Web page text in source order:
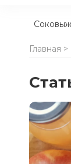
Главная >